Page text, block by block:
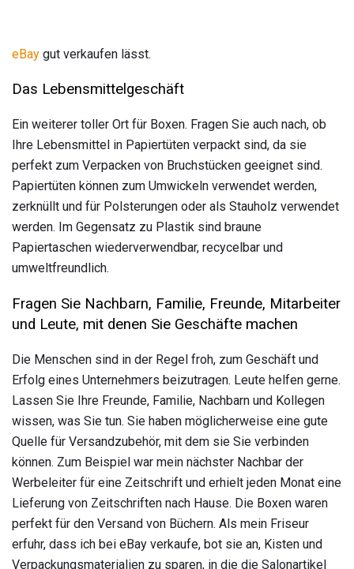
eBay gut verkaufen lässt.
Das Lebensmittelgeschäft
Ein weiterer toller Ort für Boxen. Fragen Sie auch nach, ob
Ihre Lebensmittel in Papiertüten verpackt sind, da sie
perfekt zum Verpacken von Bruchstücken geeignet sind.
Papiertüten können zum Umwickeln verwendet werden,
zerknüllt und für Polsterungen oder als Stauholz verwendet
werden. Im Gegensatz zu Plastik sind braune
Papiertaschen wiederverwendbar, recycelbar und
umweltfreundlich.
Fragen Sie Nachbarn, Familie, Freunde, Mitarbeiter
und Leute, mit denen Sie Geschäfte machen
Die Menschen sind in der Regel froh, zum Geschäft und
Erfolg eines Unternehmers beizutragen. Leute helfen gerne.
Lassen Sie Ihre Freunde, Familie, Nachbarn und Kollegen
wissen, was Sie tun. Sie haben möglicherweise eine gute
Quelle für Versandzubehör, mit dem sie Sie verbinden
können. Zum Beispiel war mein nächster Nachbar der
Werbeleiter für eine Zeitschrift und erhielt jeden Monat eine
Lieferung von Zeitschriften nach Hause. Die Boxen waren
perfekt für den Versand von Büchern. Als mein Friseur
erfuhr, dass ich bei eBay verkaufe, bot sie an, Kisten und
Verpackungsmaterialien zu sparen, in die die Salonartikel